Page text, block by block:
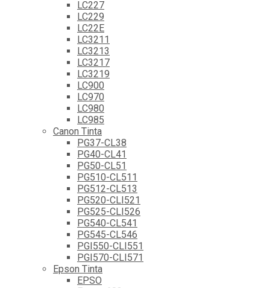
LC227
LC229
LC22E
LC3211
LC3213
LC3217
LC3219
LC900
LC970
LC980
LC985
Canon Tinta
PG37-CL38
PG40-CL41
PG50-CL51
PG510-CL511
PG512-CL513
PG520-CLI521
PG525-CLI526
PG540-CL541
PG545-CL546
PGI550-CLI551
PGI570-CLI571
Epson Tinta
EPSO